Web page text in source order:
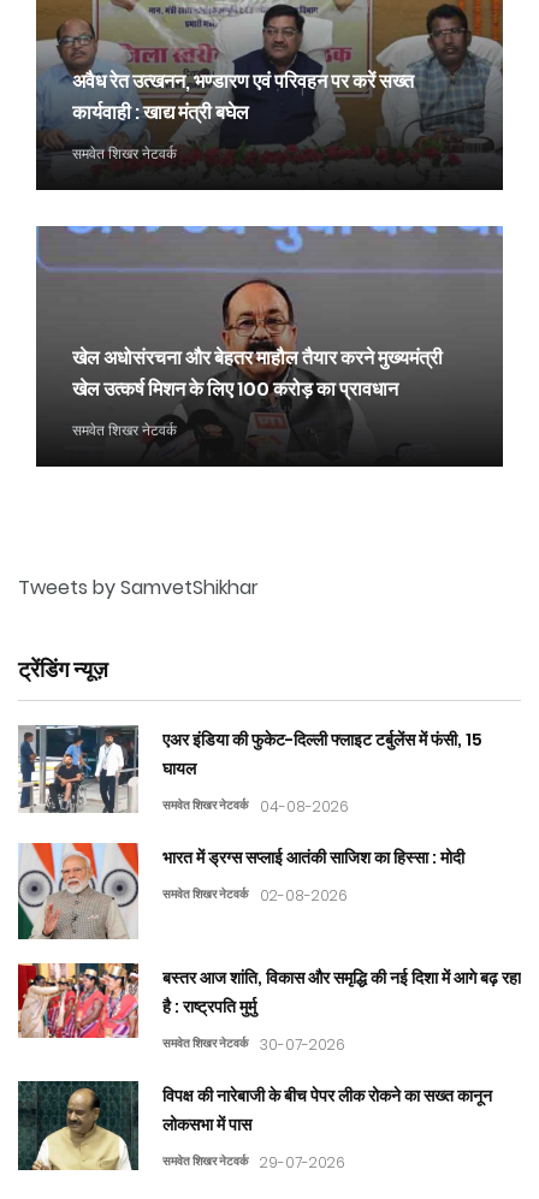
अवैध रेत उत्खनन, भण्डारण एवं परिवहन पर करें सख्त
कार्यवाही : खाद्य मंत्री बघेल
समवेत शिखर नेटवर्क
खेल अधोसंरचना और बेहतर माहौल तैयार करने मुख्यमंत्री
खेल उत्कर्ष मिशन के लिए 100 करोड़ का प्रावधान
समवेत शिखर नेटवर्क
Tweets by SamvetShikhar
ट्रेंडिंग न्यूज़
एअर इंडिया की फुकेट-दिल्ली फ्लाइट टर्बुलेंस में फंसी, 15
घायल
समवेत शिखर नेटवर्क 04-08-2026
भारत में ड्रग्स सप्लाई आतंकी साजिश का हिस्सा : मोदी
समवेत शिखर नेटवर्क 02-08-2026
बस्तर आज शांति, विकास और समृद्धि की नई दिशा में आगे बढ़ रहा
है : राष्ट्रपति मुर्मु
समवेत शिखर नेटवर्क 30-07-2026
विपक्ष की नारेबाजी के बीच पेपर लीक रोकने का सख्त कानून
लोकसभा में पास
समवेत शिखर नेटवर्क 29-07-2026